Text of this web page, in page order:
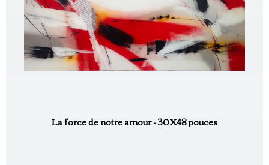
La force de notre amour - 30X48 pouces